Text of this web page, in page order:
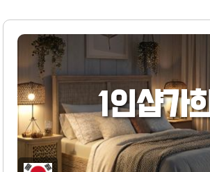
1인샵가희